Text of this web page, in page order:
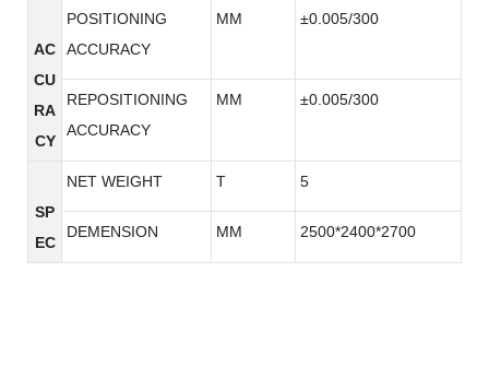
AC
CU
RA
CY
POSITIONING
ACCURACY
MM ±0.005/300
REPOSITIONING
ACCURACY
MM ±0.005/300
SP
EC
NET WEIGHT T 5
DEMENSION MM 2500*2400*2700